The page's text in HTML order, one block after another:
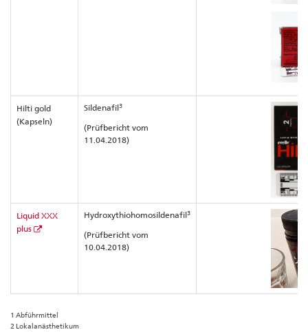
Hilti gold
(Kapseln)
Sildenafil3
(Prüfbericht vom
11.04.2018)
Liquid XXX
plus
Hydroxythiohomosildenafil3
(Prüfbericht vom
10.04.2018)
1 Abführmittel
2 Lokalanästhetikum